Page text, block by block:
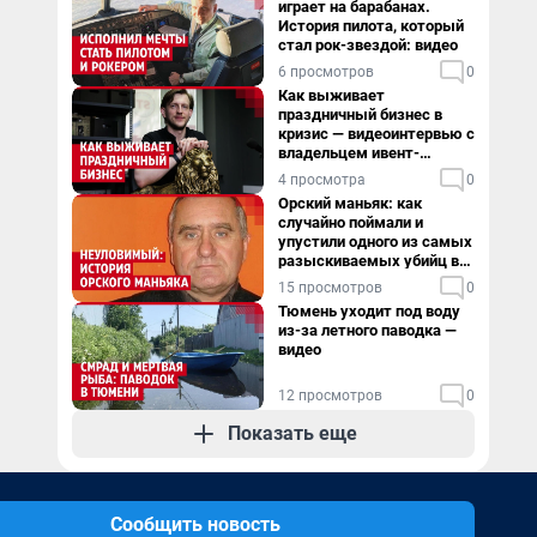
играет на барабанах.
История пилота, который
стал рок-звездой: видео
6 просмотров 0
Как выживает
праздничный бизнес в
кризис — видеоинтервью с
владельцем ивент-
агентства
4 просмотра 0
Орский маньяк: как
случайно поймали и
упустили одного из самых
разыскиваемых убийц в
России. Видео
15 просмотров 0
Тюмень уходит под воду
из-за летного паводка —
видео
12 просмотров 0
Показать еще
Сообщить новость